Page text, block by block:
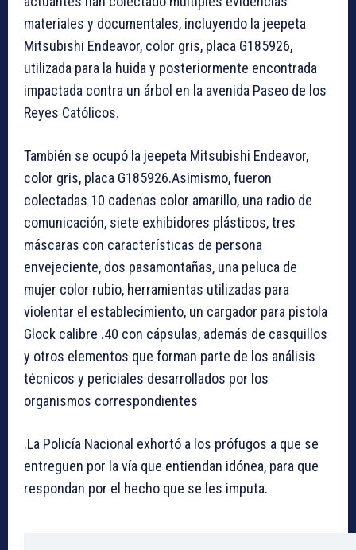
materiales y documentales, incluyendo la jeepeta
Mitsubishi Endeavor, color gris, placa G185926,
utilizada para la huida y posteriormente encontrada
impactada contra un árbol en la avenida Paseo de los
Reyes Católicos.
También se ocupó la jeepeta Mitsubishi Endeavor,
color gris, placa G185926.Asimismo, fueron
colectadas 10 cadenas color amarillo, una radio de
comunicación, siete exhibidores plásticos, tres
máscaras con características de persona
envejeciente, dos pasamontañas, una peluca de
mujer color rubio, herramientas utilizadas para
violentar el establecimiento, un cargador para pistola
Glock calibre .40 con cápsulas, además de casquillos
y otros elementos que forman parte de los análisis
técnicos y periciales desarrollados por los
organismos correspondientes
.La Policía Nacional exhortó a los prófugos a que se
entreguen por la vía que entiendan idónea, para que
respondan por el hecho que se les imputa.